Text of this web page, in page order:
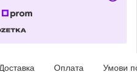
Доставка Оплата Умови